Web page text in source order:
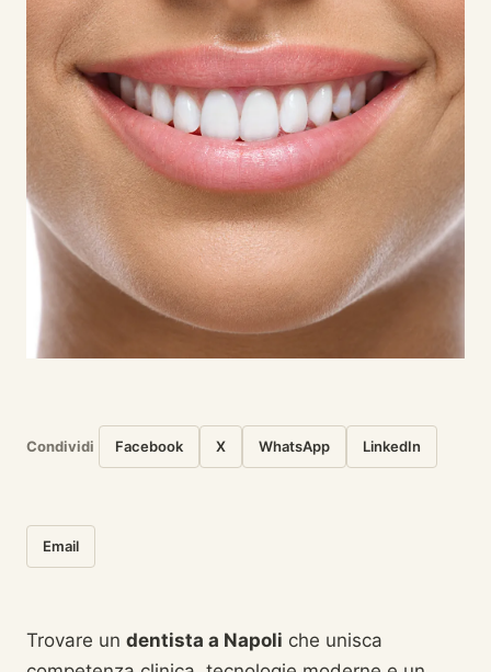
Condividi Facebook X WhatsApp LinkedIn
Email
Trovare un dentista a Napoli che unisca